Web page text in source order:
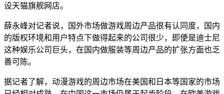
设天猫旗舰网店。
薛永峰对记者说，国外市场做游戏周边产品很有认同度，国内
的版权环境和用户特点下做得起来的公司很少，即便是迪士尼
这种娱乐公司巨头，在国内做服装等周边产品的扩张方面也乏
善可陈。
据记者了解，动漫游戏的周边市场在美国和日本等国家的市场